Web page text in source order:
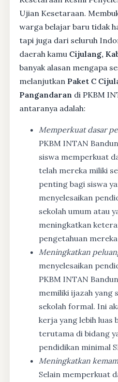
Ujian Kesetaraan.
warga belajar baru tidak
tapi juga dari seluruh
daerah kamu Cijulang,
banyak alasan mengapa
melanjutkan Paket C
Pangandaran di PKBM
antaranya adalah:
Memperkuat dasar
PKBM INTAN
siswa memperkuat
telah mereka miliki
penting bagi siswa
menyelesaikan
sekolah umum atau
meningkatkan
pengetahuan
Meningkatkan
menyelesaikan
PKBM INTAN
memiliki ijazah yang
sekolah formal. Ini
kerja yang lebih luas
terutama di bidang
pendidikan minimal
Meningkatkan
Selain memperkuat